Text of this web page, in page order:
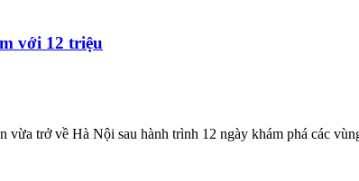
với 12 triệu
trở về Hà Nội sau hành trình 12 ngày khám phá các